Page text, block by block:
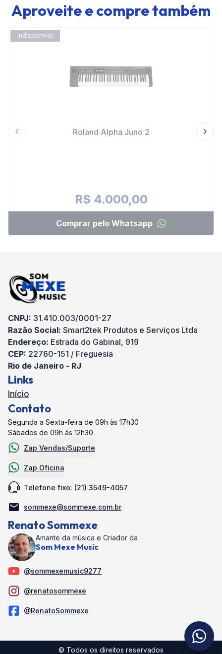
Aproveite e compre também
Indisponível
Roland Alpha Juno 2
R$ 4.000,00
Comprar pelo Whatsapp
Previous slide
CNPJ: 31.410.003/0001-27
Razão Social: Smart2tek Produtos e Serviços Ltda
Endereço: Estrada do Gabinal, 919
CEP: 22760-151 / Freguesia
Rio de Janeiro - RJ
Links
Início
Contato
Segunda a Sexta-feira de 09h às 17h30
Sábados de 09h às 12h30
Zap Vendas/Suporte
Zap Oficina
Telefone fixo: (21) 3549-4057
sommexe@sommexe.com.br
Renato Sommexe
Amante da música e Criador da
Som Mexe Music
@sommexemusic9277
@renatosommexe
@RenatoSommexe
© Todos os direitos reservados